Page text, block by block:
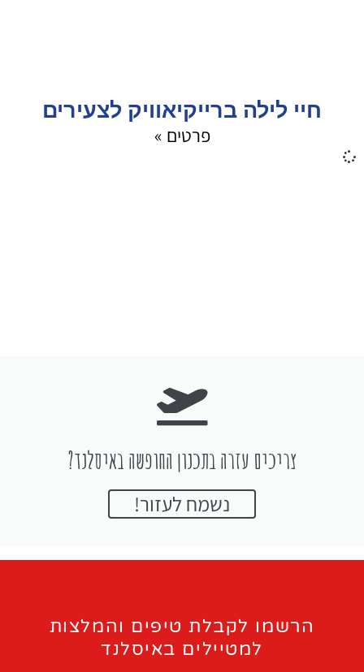
חיי לילה ברייקיאוויק לצעירים
פרטים »
צריכים עזרה בתכנון החופשה באיסלנד?
נשמח לעזור!
הרשמו לקבלת טיפים והמלצות
למטיילים באיסלנד